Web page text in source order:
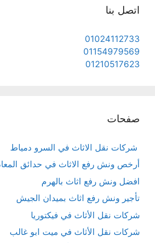
اتصل بنا
01024112733
01154979569
01210517623
صفحات
شركات نقل الاثاث في السرو دمياط
أرخص ونش رفع الاثاث في حدائق
افضل ونش رفع اثاث بالهرم
تأجير ونش رفع اثاث بميدان الجيش
شركات نقل الأثاث في فيكتوريا
شركات نقل الأثاث في ميت ابو غالب